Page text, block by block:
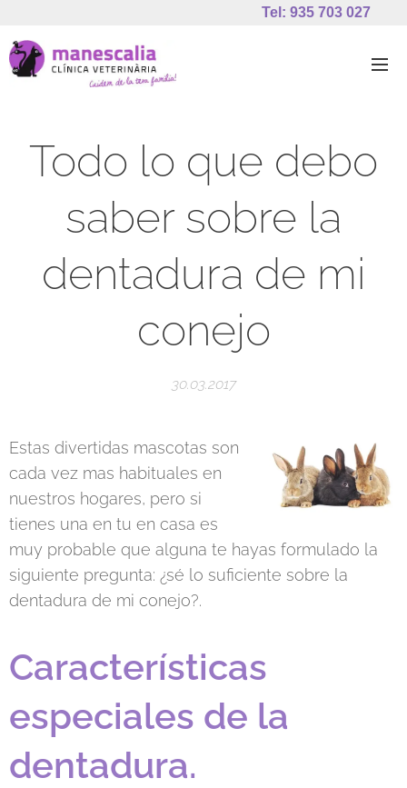
Tel: 935 703 027
Todo lo que debo
saber sobre la
dentadura de mi
conejo
30.03.2017
Estas divertidas mascotas son
cada vez mas habituales en
nuestros hogares, pero si
tienes una en tu en casa es
muy probable que alguna te hayas formulado la
siguiente pregunta: ¿sé lo suficiente sobre la
dentadura de mi conejo?.
Características
especiales de la
dentadura.